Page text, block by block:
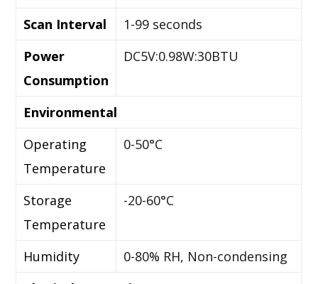
Scan Interval
1-99 seconds
Power
Consumption
DC5V:0.98W:30BTU
Environmental
Operating
Temperature
0-50°C
Storage
Temperature
-20-60°C
Humidity
0-80% RH, Non-condensing